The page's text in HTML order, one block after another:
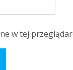
w tej